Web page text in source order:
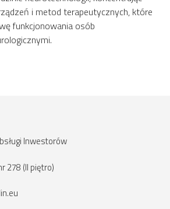
i metod terapeutycznych, które
funkcjonowania osób
Inwestorów
278 (II piętro)